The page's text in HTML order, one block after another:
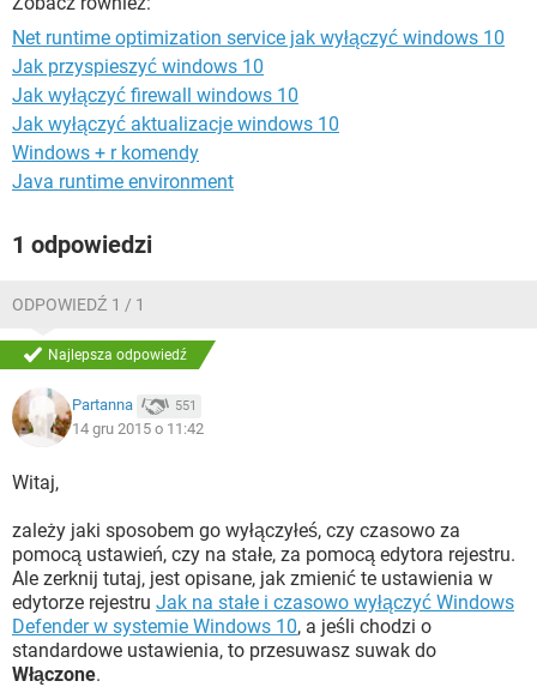
Net runtime optimization service jak wyłączyć windows 10
Jak przyspieszyć windows 10
Jak wyłączyć firewall windows 10
Jak wyłączyć aktualizacje windows 10
Windows + r komendy
Java runtime environment
1 odpowiedzi
ODPOWIEDŹ 1 / 1
Najlepsza odpowiedź
Partanna 551
14 gru 2015 o 11:42
Witaj,
zależy jaki sposobem go wyłączyłeś, czy czasowo za
pomocą ustawień, czy na stałe, za pomocą edytora rejestru.
Ale zerknij tutaj, jest opisane, jak zmienić te ustawienia w
edytorze rejestru Jak na stałe i czasowo wyłączyć Windows
Defender w systemie Windows 10, a jeśli chodzi o
standardowe ustawienia, to przesuwasz suwak do
Włączone.